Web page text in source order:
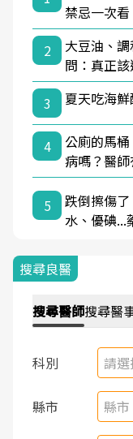
禁忌一次看
2
大豆油、
問：真正該
3
夏天吃海
4
公廁的馬
病嗎？醫
5
跌倒擦傷
水、優碘...
搜尋良醫
搜尋醫師搜尋醫
科別 請選
縣市 縣市